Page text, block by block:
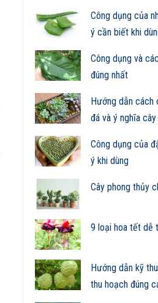
Công dụng của
ý cần biết khi
Công dụng và
đúng nhất
Hướng dẫn cách
đá và ý nghĩa
Công dụng của
ý khi dùng
Cây phong thủy
9 loại hoa tết dễ
Hướng dẫn kỹ
thu hoạch đúng